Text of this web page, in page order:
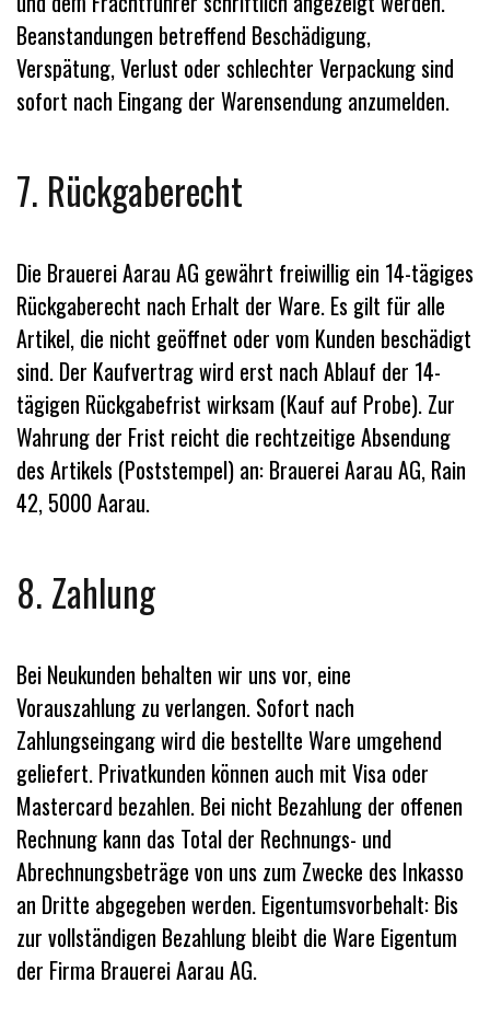
Beanstandungen betreffend Beschädigung,
Verspätung, Verlust oder schlechter Verpackung sind
sofort nach Eingang der Warensendung anzumelden.
7. Rückgaberecht
Die Brauerei Aarau AG gewährt freiwillig ein 14-tägiges
Rückgaberecht nach Erhalt der Ware. Es gilt für alle
Artikel, die nicht geöffnet oder vom Kunden beschädigt
sind. Der Kaufvertrag wird erst nach Ablauf der 14-
tägigen Rückgabefrist wirksam (Kauf auf Probe). Zur
Wahrung der Frist reicht die rechtzeitige Absendung
des Artikels (Poststempel) an: Brauerei Aarau AG, Rain
42, 5000 Aarau.
8. Zahlung
Bei Neukunden behalten wir uns vor, eine
Vorauszahlung zu verlangen. Sofort nach
Zahlungseingang wird die bestellte Ware umgehend
geliefert. Privatkunden können auch mit Visa oder
Mastercard bezahlen. Bei nicht Bezahlung der offenen
Rechnung kann das Total der Rechnungs- und
Abrechnungsbeträge von uns zum Zwecke des Inkasso
an Dritte abgegeben werden. Eigentumsvorbehalt: Bis
zur vollständigen Bezahlung bleibt die Ware Eigentum
der Firma Brauerei Aarau AG.